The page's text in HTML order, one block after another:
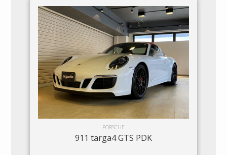
PORSCHE
911 targa4 GTS PDK